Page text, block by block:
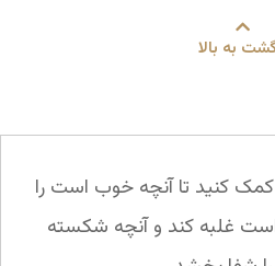
به بالا
کمک کنید تا آنچه خوب است را
است غلبه کند و آنچه شکسته